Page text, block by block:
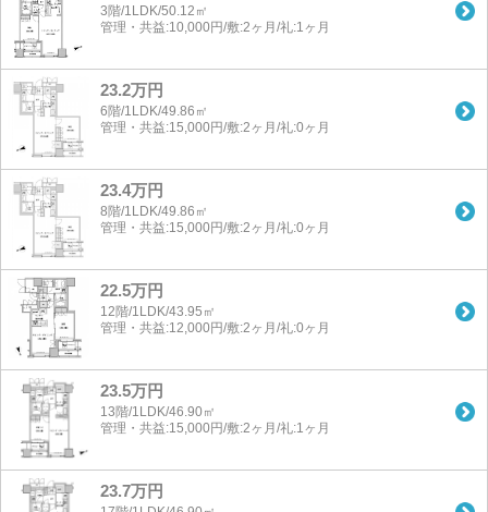
3階/1LDK/50.12㎡
管理・共益:10,000円/敷:2ヶ月/礼:1ヶ月
23.2万円
6階/1LDK/49.86㎡
管理・共益:15,000円/敷:2ヶ月/礼:0ヶ月
23.4万円
8階/1LDK/49.86㎡
管理・共益:15,000円/敷:2ヶ月/礼:0ヶ月
22.5万円
12階/1LDK/43.95㎡
管理・共益:12,000円/敷:2ヶ月/礼:0ヶ月
23.5万円
13階/1LDK/46.90㎡
管理・共益:15,000円/敷:2ヶ月/礼:1ヶ月
23.7万円